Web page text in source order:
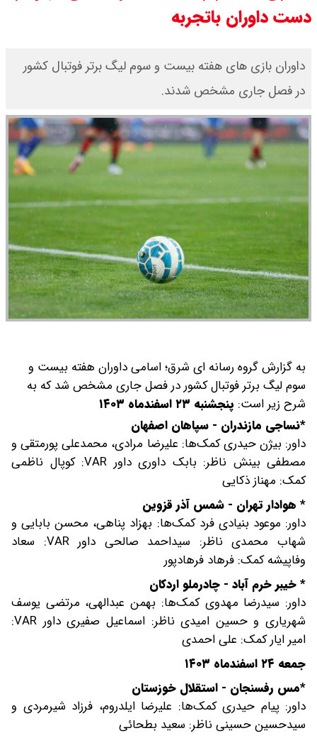
شد / تمام دبیران شعام + اینفوگرافی
قیمت طلا ۲۴ عیار امروز دوشنبه ۱۹
طلا
قیمت طلا ۱۸ عیار امروز دوشنبه ۱۹
مرداد ۱۴۰۵ اعلام شد/ طلا دوباره اوج
گرفت
دست داوران باتجربه
داوران بازی های هفته بیست و سوم لیگ برتر فوتبال کشور
در فصل جاری مشخص شدند.
به گزارش گروه رسانه ای شرق؛ اسامی داوران هفته بیست و
سوم لیگ برتر فوتبال کشور در فصل جاری مشخص شد که به
شرح زیر است: پنجشنبه ۲۳ اسفندماه ۱۴۰۳
*نساجی مازندران - سپاهان اصفهان
داور: بیژن حیدری کمک‌ها: علیرضا مرادی، محمدعلی پورمتقی و
مصطفی بینش ناظر: بابک داوری داور VAR: کوپال ناظمی
کمک: مهناز ذکایی
* هوادار تهران - شمس آذر قزوین
داور: موعود بنیادی فرد کمک‌ها: بهزاد پناهی، محسن بابایی و
شهاب محمدی ناظر: سیداحمد صالحی داور VAR: سعاد
وفاپیشه کمک: فرهاد فرهادپور
* خیبر خرم آباد - چادرملو اردکان
داور: سیدرضا مهدوی کمک‌ها: بهمن عبدالهی، مرتضی یوسف
شهریاری و حسین امیدی ناظر: اسماعیل صفیری داور VAR:
امیر ایار کمک: علی احمدی
جمعه ۲۴ اسفندماه ۱۴۰۳
*مس رفسنجان - استقلال خوزستان
داور: پیام حیدری کمک‌ها: علیرضا ایلدروم، فرزاد شیرمردی و
سیدحسین حسینی ناظر: سعید بطحائی